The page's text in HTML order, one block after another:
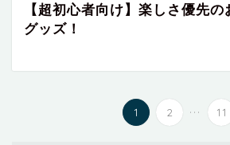
【超初心者向け】楽しさ優先
グッズ！
1 2 ... 11